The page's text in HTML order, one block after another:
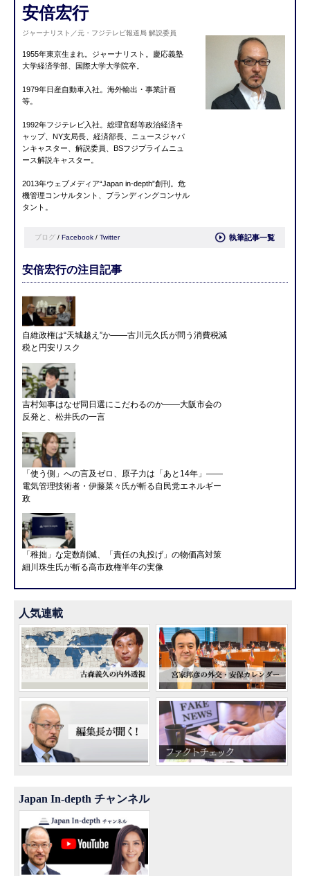
安倍宏行
ジャーナリスト／元・フジテレビ報道局 解説委員
1955年東京生まれ。ジャーナリスト。慶応義塾
大学経済学部、国際大学大学院卒。
1979年日産自動車入社。海外輸出・事業計画
等。
1992年フジテレビ入社。総理官邸等政治経済キ
ャップ、NY支局長、経済部長、ニュースジャパ
ンキャスター、解説委員、BSフジプライムニュ
ース解説キャスター。
2013年ウェブメディア“Japan in-depth”創刊。危
機管理コンサルタント、ブランディングコンサル
タント。
ブログ /Facebook /Twitter 執筆記事一覧
安倍宏行の注目記事
自維政権は“天城越え”か――古川元久氏が問う消費税減
税と円安リスク
吉村知事はなぜ同日選にこだわるのか――大阪市会の
反発と、松井氏の一言
「使う側」への言及ゼロ、原子力は「あと14年」――
電気管理技術者・伊藤菜々氏が斬る自民党エネルギー
政
「稚拙」な定数削減、「責任の丸投げ」の物価高対策
細川珠生氏が斬る高市政権半年の実像
人気連載
Japan In-depth チャンネル